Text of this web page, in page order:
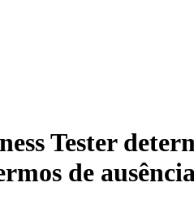
Tester
de